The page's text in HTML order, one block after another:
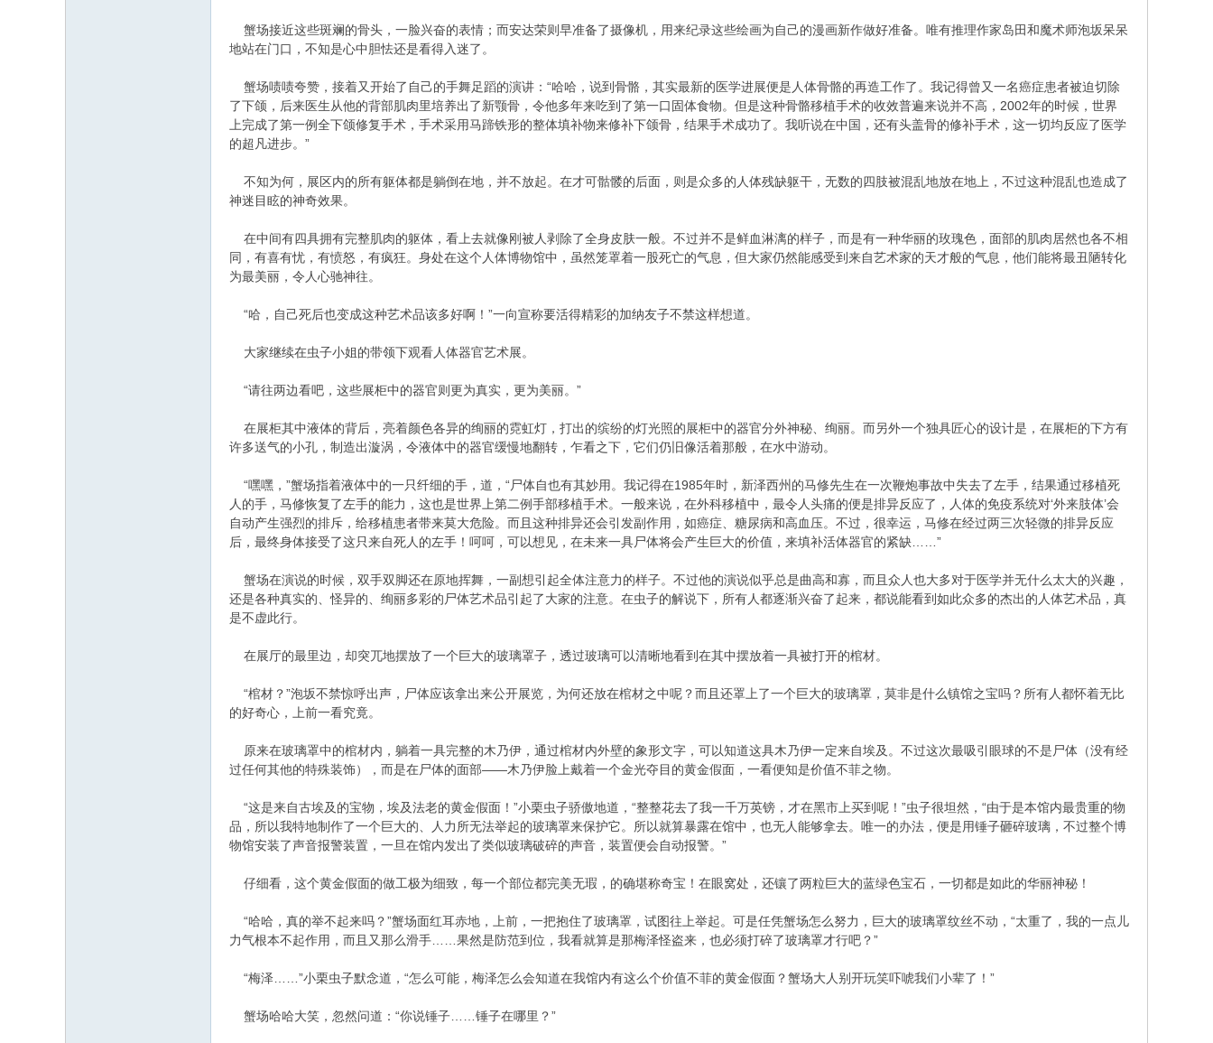
蟹场接近这些斑斓的骨头，一脸兴奋的表情；而安达荣则早准备了摄像机，用来纪录这些绘画为自己的漫画新作做好准备。唯有推理作家岛田和魔术师泡坂呆呆
地站在门口，不知是心中胆怯还是看得入迷了。
蟹场啧啧夸赞，接着又开始了自己的手舞足蹈的演讲：“哈哈，说到骨骼，其实最新的医学进展便是人体骨骼的再造工作了。我记得曾又一名癌症患者被迫切除
了下颌，后来医生从他的背部肌肉里培养出了新颚骨，令他多年来吃到了第一口固体食物。但是这种骨骼移植手术的收效普遍来说并不高，2002年的时候，世界
上完成了第一例全下颌修复手术，手术采用马蹄铁形的整体填补物来修补下颌骨，结果手术成功了。我听说在中国，还有头盖骨的修补手术，这一切均反应了医学
的超凡进步。”
不知为何，展区内的所有躯体都是躺倒在地，并不放起。在才可骷髅的后面，则是众多的人体残缺躯干，无数的四肢被混乱地放在地上，不过这种混乱也造成了
神迷目眩的神奇效果。
在中间有四具拥有完整肌肉的躯体，看上去就像刚被人剥除了全身皮肤一般。不过并不是鲜血淋漓的样子，而是有一种华丽的玫瑰色，面部的肌肉居然也各不相
同，有喜有忧，有愤怒，有疯狂。身处在这个人体博物馆中，虽然笼罩着一股死亡的气息，但大家仍然能感受到来自艺术家的天才般的气息，他们能将最丑陋转化
为最美丽，令人心驰神往。
“哈，自己死后也变成这种艺术品该多好啊！”一向宣称要活得精彩的加纳友子不禁这样想道。
大家继续在虫子小姐的带领下观看人体器官艺术展。
“请往两边看吧，这些展柜中的器官则更为真实，更为美丽。”
在展柜其中液体的背后，亮着颜色各异的绚丽的霓虹灯，打出的缤纷的灯光照的展柜中的器官分外神秘、绚丽。而另外一个独具匠心的设计是，在展柜的下方有
许多送气的小孔，制造出漩涡，令液体中的器官缓慢地翻转，乍看之下，它们仍旧像活着那般，在水中游动。
“嘿嘿，”蟹场指着液体中的一只纤细的手，道，“尸体自也有其妙用。我记得在1985年时，新泽西州的马修先生在一次鞭炮事故中失去了左手，结果通过移植死
人的手，马修恢复了左手的能力，这也是世界上第二例手部移植手术。一般来说，在外科移植中，最令人头痛的便是排异反应了，人体的免疫系统对‘外来肢体’会
自动产生强烈的排斥，给移植患者带来莫大危险。而且这种排异还会引发副作用，如癌症、糖尿病和高血压。不过，很幸运，马修在经过两三次轻微的排异反应
后，最终身体接受了这只来自死人的左手！呵呵，可以想见，在未来一具尸体将会产生巨大的价值，来填补活体器官的紧缺……”
蟹场在演说的时候，双手双脚还在原地挥舞，一副想引起全体注意力的样子。不过他的演说似乎总是曲高和寡，而且众人也大多对于医学并无什么太大的兴趣，
还是各种真实的、怪异的、绚丽多彩的尸体艺术品引起了大家的注意。在虫子的解说下，所有人都逐渐兴奋了起来，都说能看到如此众多的杰出的人体艺术品，真
是不虚此行。
在展厅的最里边，却突兀地摆放了一个巨大的玻璃罩子，透过玻璃可以清晰地看到在其中摆放着一具被打开的棺材。
“棺材？”泡坂不禁惊呼出声，尸体应该拿出来公开展览，为何还放在棺材之中呢？而且还罩上了一个巨大的玻璃罩，莫非是什么镇馆之宝吗？所有人都怀着无比
的好奇心，上前一看究竟。
原来在玻璃罩中的棺材内，躺着一具完整的木乃伊，通过棺材内外壁的象形文字，可以知道这具木乃伊一定来自埃及。不过这次最吸引眼球的不是尸体（没有经
过任何其他的特殊装饰），而是在尸体的面部——木乃伊脸上戴着一个金光夺目的黄金假面，一看便知是价值不菲之物。
“这是来自古埃及的宝物，埃及法老的黄金假面！”小栗虫子骄傲地道，“整整花去了我一千万英镑，才在黑市上买到呢！”虫子很坦然，“由于是本馆内最贵重的物
品，所以我特地制作了一个巨大的、人力所无法举起的玻璃罩来保护它。所以就算暴露在馆中，也无人能够拿去。唯一的办法，便是用锤子砸碎玻璃，不过整个博
物馆安装了声音报警装置，一旦在馆内发出了类似玻璃破碎的声音，装置便会自动报警。”
仔细看，这个黄金假面的做工极为细致，每一个部位都完美无瑕，的确堪称奇宝！在眼窝处，还镶了两粒巨大的蓝绿色宝石，一切都是如此的华丽神秘！
“哈哈，真的举不起来吗？”蟹场面红耳赤地，上前，一把抱住了玻璃罩，试图往上举起。可是任凭蟹场怎么努力，巨大的玻璃罩纹丝不动，“太重了，我的一点儿
力气根本不起作用，而且又那么滑手……果然是防范到位，我看就算是那梅泽怪盗来，也必须打碎了玻璃罩才行吧？”
“梅泽……”小栗虫子默念道，“怎么可能，梅泽怎么会知道在我馆内有这么个价值不菲的黄金假面？蟹场大人别开玩笑吓唬我们小辈了！”
蟹场哈哈大笑，忽然问道：“你说锤子……锤子在哪里？”